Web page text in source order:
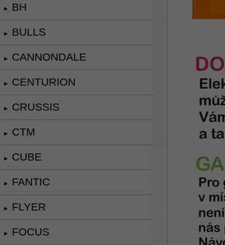
► BH
► BULLS
► CANNONDALE
► CENTURION
► CRUSSIS
► CTM
► CUBE
► FANTIC
► FLYER
► FOCUS